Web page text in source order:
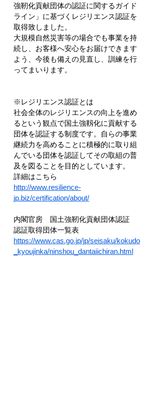
強靭化貢献団体の認証に関するガイド
ライン」に基づくレジリエンス認証を
取得致しました。
大規模自然災害等の場合でも事業を持
続し、お客様へ安心をお届けできます
よう、今後も備えの見直し、訓練を行
ってまいります。
※レジリエンス認証とは
社会全体のレジリエンスの向上を進め
るという観点で国土強靱化に貢献する
団体を認証する制度です。自らの事業
継続力を高めることに積極的に取り組
んでいる団体を認証してその取組の普
及を図ることを目的としています。
詳細はこちら
http://www.resilience-
jp.biz/certification/about/
内閣官房　国土強靭化貢献団体認証
認証取得団体一覧表
https://www.cas.go.jp/jp/seisaku/kokudo
_kyoujinka/ninshou_dantaiichiran.html